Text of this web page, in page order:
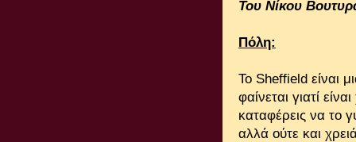
Του Νίκου
Πόλη:
Το Sheffield είναι
φαίνεται γιατί
καταφέρεις να το
αλλά ούτε και